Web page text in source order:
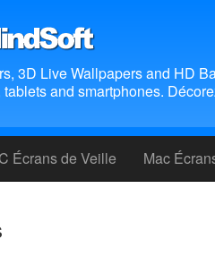
3D Live Wallpapers and HD
and smartphones.
Écrans de Veille Mac